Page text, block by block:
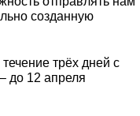
созданную
трёх дней с
до 12 апреля